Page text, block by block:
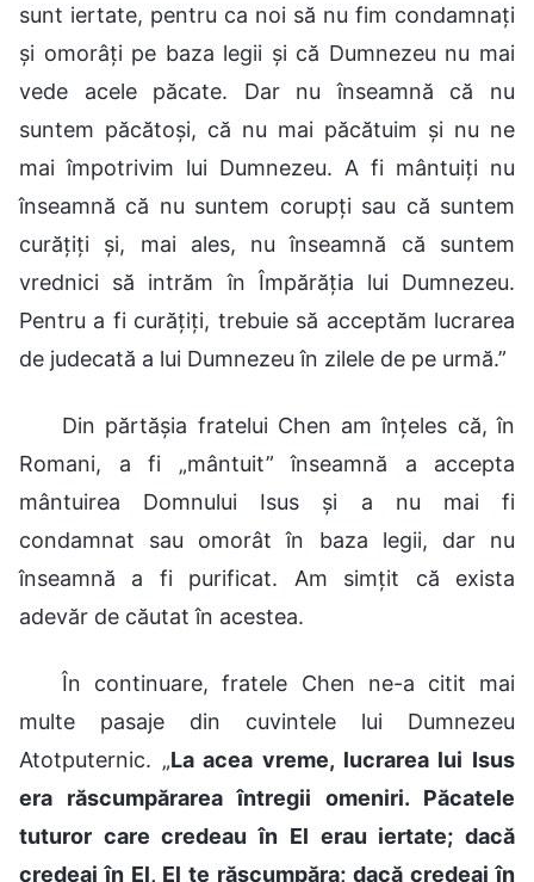
sunt iertate, pentru ca noi să nu fim condamnați
și omorâți pe baza legii și că Dumnezeu nu mai
vede acele păcate. Dar nu înseamnă că nu
suntem păcătoși, că nu mai păcătuim și nu ne
mai împotrivim lui Dumnezeu. A fi mântuiți nu
înseamnă că nu suntem corupți sau că suntem
curățiți și, mai ales, nu înseamnă că suntem
vrednici să intrăm în Împărăția lui Dumnezeu.
Pentru a fi curățiți, trebuie să acceptăm lucrarea
de judecată a lui Dumnezeu în zilele de pe urmă.”
Din părtășia fratelui Chen am înțeles că, în
Romani, a fi „mântuit” înseamnă a accepta
mântuirea Domnului Isus și a nu mai fi
condamnat sau omorât în baza legii, dar nu
înseamnă a fi purificat. Am simțit că exista
adevăr de căutat în acestea.
În continuare, fratele Chen ne-a citit mai
multe pasaje din cuvintele lui Dumnezeu
Atotputernic. „La acea vreme, lucrarea lui Isus
era răscumpărarea întregii omeniri. Păcatele
tuturor care credeau în El erau iertate; dacă
credeai în El, El te răscumpăra; dacă credeai în